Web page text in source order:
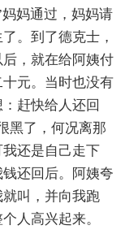
妈通过，妈妈请
。到了德克士，
，就在给阿姨付
元。当时也没有
赶快给人还回
黑了，何况离那
还是自己走下
还回后。阿姨夸
叫，并向我跑
人高兴起来。